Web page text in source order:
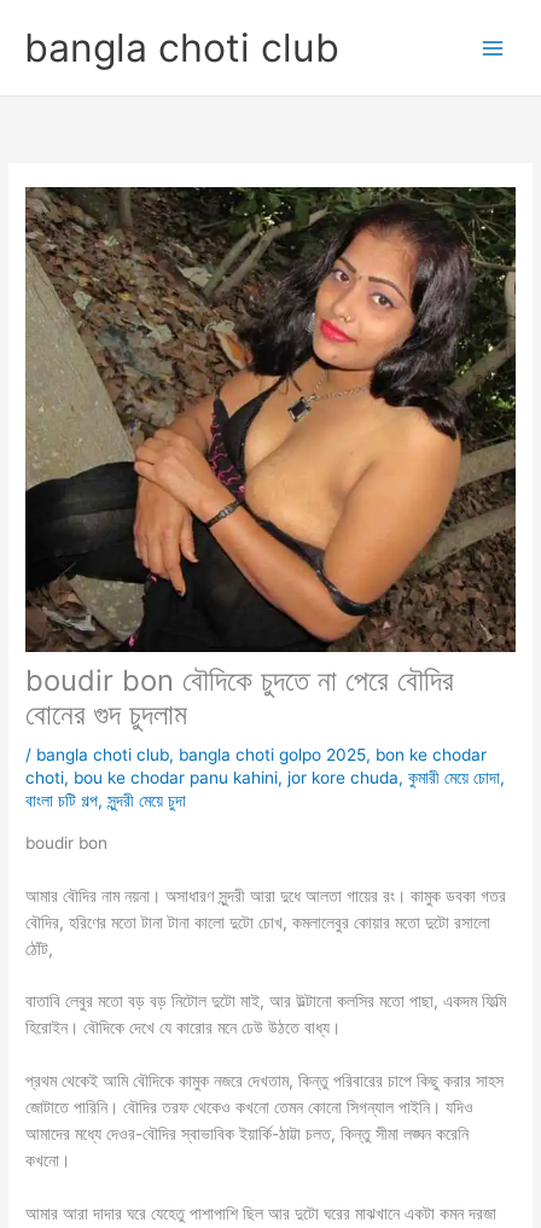
contentbangla choti club
boudir bon বৌদিকে চুদতে না পেরে বৌদির
বোনের গুদ চুদলাম
/ bangla choti club, bangla choti golpo 2025, bon ke chodar
choti, bou ke chodar panu kahini,jor kore chuda,কুমারী মেয়ে চোদা,
বাংলা চটি গল্প,সুন্দরী মেয়ে চুদা
boudir bon
আমার বৌদির নাম নয়না। অসাধারণ সুন্দরী আরা দুধে আলতা গায়ের রং। কামুক ডবকা গতর
বৌদির, হরিণের মতো টানা টানা কালো দুটো চোখ, কমলালেবুর কোয়ার মতো দুটো রসালো
ঠোঁট,
বাতাবি লেবুর মতো বড় বড় নিটোল দুটো মাই, আর উল্টানো কলসির মতো পাছা, একদম ফিল্মি
হিরোইন। বৌদিকে দেখে যে কারোর মনে ঢেউ উঠতে বাধ্য।
প্রথম থেকেই আমি বৌদিকে কামুক নজরে দেখতাম, কিন্তু পরিবারের চাপে কিছু করার সাহস
জোটাতে পারিনি। বৌদির তরফ থেকেও কখনো তেমন কোনো সিগন্যাল পাইনি। যদিও
আমাদের মধ্যে দেওর-বৌদির স্বাভাবিক ইয়ার্কি-ঠাট্টা চলত,‌ কিন্তু সীমা লঙ্ঘন করেনি
কখনো।
আমার আরা দাদার ঘরে যেহেতু পাশাপাশি ছিল আর দুটো ঘরের মাঝখানে একটা কমন দরজা